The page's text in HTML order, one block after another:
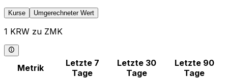
Kurse Umgerechneter Wert
1 KRW zu ZMK
Metrik
Letzte 7
Tage
Letzte 30
Tage
Letzte 90
Tage